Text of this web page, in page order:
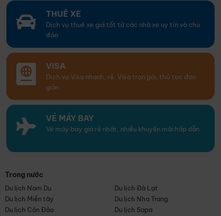
THUÊ XE
Dịch vụ thuê xe giá tốt từ các nhà xe uy tín và chu
đáo
VISA
Dịch vụ Visa nhanh, rẻ. Visa trọn gói, thủ tục đơn
giản
VÉ MÁY BAY
Vé máy bay giá rẻ nhất, nhiều khuyến mãi hấp dẫn
Trong nước
Du lịch Nam Du
Du lịch Đà Lạt
Du lịch Miền tây
Du lịch Nha Trang
Du lịch Côn Đảo
Du lịch Sapa